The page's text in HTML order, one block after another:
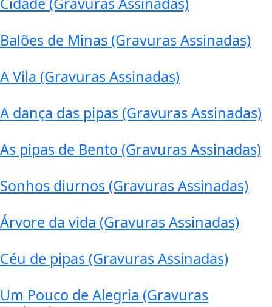
Balões de Minas (Gravuras Assinadas)
A Vila (Gravuras Assinadas)
A dança das pipas (Gravuras Assinadas)
As pipas de Bento (Gravuras Assinadas)
Sonhos diurnos (Gravuras Assinadas)
Árvore da vida (Gravuras Assinadas)
Céu de pipas (Gravuras Assinadas)
Um Pouco de Alegria (Gravuras